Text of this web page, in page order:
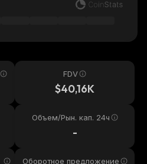
FDV
$40,16K
Объем/Рын. кап. 24ч
-
Оборотное предложение